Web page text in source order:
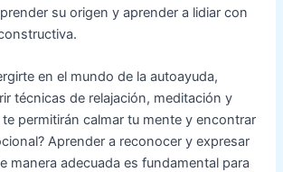
su origen y aprender a lidiar con
en el mundo de la autoayuda,
técnicas de relajación, meditación y
permitirán calmar tu mente y encontrar
Aprender a reconocer y expresar
manera adecuada es fundamental para